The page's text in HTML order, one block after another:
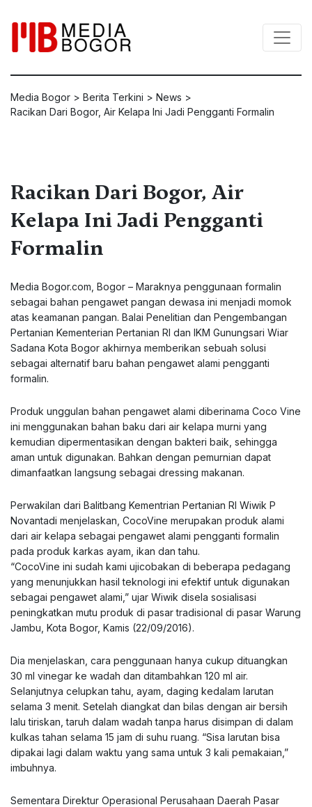
Media Bogor > Berita Terkini > News >
Racikan Dari Bogor, Air Kelapa Ini Jadi Pengganti Formalin
Racikan Dari Bogor, Air
Kelapa Ini Jadi Pengganti
Formalin
Media Bogor.com, Bogor – Maraknya penggunaan formalin
sebagai bahan pengawet pangan dewasa ini menjadi momok
atas keamanan pangan. Balai Penelitian dan Pengembangan
Pertanian Kementerian Pertanian RI dan IKM Gunungsari Wiar
Sadana Kota Bogor akhirnya memberikan sebuah solusi
sebagai alternatif baru bahan pengawet alami pengganti
formalin.
Produk unggulan bahan pengawet alami diberinama Coco Vine
ini menggunakan bahan baku dari air kelapa murni yang
kemudian dipermentasikan dengan bakteri baik, sehingga
aman untuk digunakan. Bahkan dengan pemurnian dapat
dimanfaatkan langsung sebagai dressing makanan.
Perwakilan dari Balitbang Kementrian Pertanian RI Wiwik P
Novantadi menjelaskan, CocoVine merupakan produk alami
dari air kelapa sebagai pengawet alami pengganti formalin
pada produk karkas ayam, ikan dan tahu.
“CocoVine ini sudah kami ujicobakan di beberapa pedagang
yang menunjukkan hasil teknologi ini efektif untuk digunakan
sebagai pengawet alami,” ujar Wiwik disela sosialisasi
peningkatkan mutu produk di pasar tradisional di pasar Warung
Jambu, Kota Bogor, Kamis (22/09/2016).
Dia menjelaskan, cara penggunaan hanya cukup dituangkan
30 ml vinegar ke wadah dan ditambahkan 120 ml air.
Selanjutnya celupkan tahu, ayam, daging kedalam larutan
selama 3 menit. Setelah diangkat dan bilas dengan air bersih
lalu tiriskan, taruh dalam wadah tanpa harus disimpan di dalam
kulkas tahan selama 15 jam di suhu ruang. “Sisa larutan bisa
dipakai lagi dalam waktu yang sama untuk 3 kali pemakaian,”
imbuhnya.
Sementara Direktur Operasional Perusahaan Daerah Pasar